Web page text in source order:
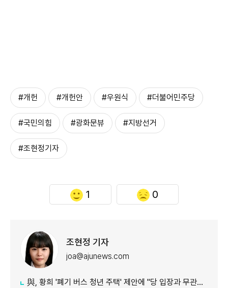
#개헌 #개헌안 #우원식 #더불어민주당
#국민의힘 #광화문뷰 #지방선거
#조현정기자
1 0
조현정 기자
joa@ajunews.com
與, 황희 '폐기 버스 청년 주택' 제안에 "당 입장과 무관…개인 의견"